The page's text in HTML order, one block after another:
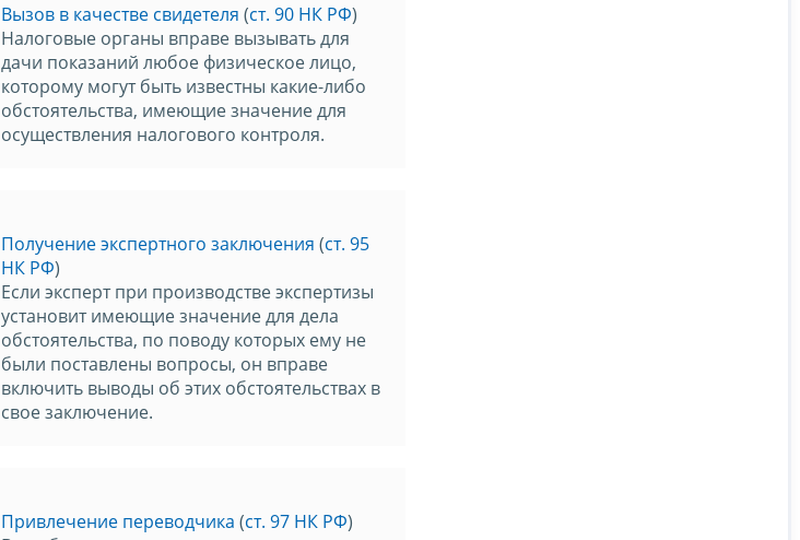
Вызов в качестве свидетеля (ст. 90 НК РФ)
Налоговые органы вправе вызывать для
дачи показаний любое физическое лицо,
которому могут быть известны какие-либо
обстоятельства, имеющие значение для
осуществления налогового контроля.
Получение экспертного заключения (ст. 95
НК РФ)
Если эксперт при производстве экспертизы
установит имеющие значение для дела
обстоятельства, по поводу которых ему не
были поставлены вопросы, он вправе
включить выводы об этих обстоятельствах в
свое заключение.
Привлечение переводчика (ст. 97 НК РФ)